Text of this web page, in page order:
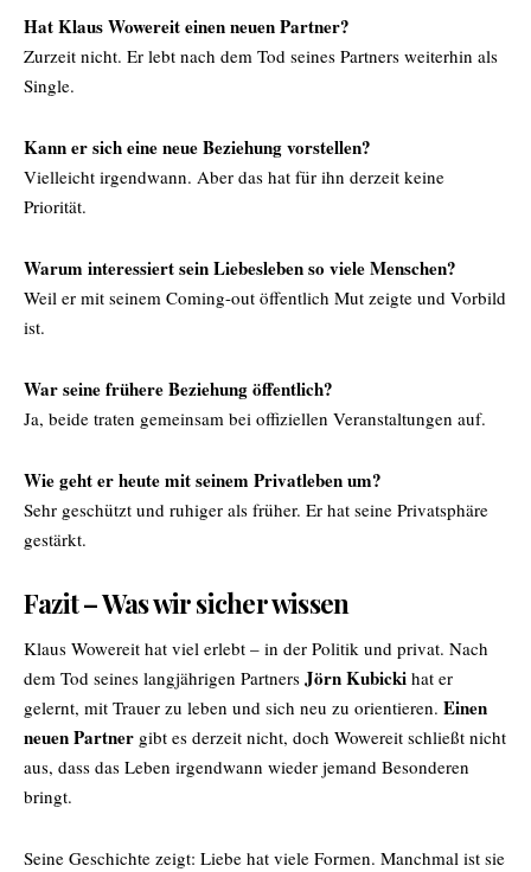
Hat Klaus Wowereit einen neuen Partner?
Zurzeit nicht. Er lebt nach dem Tod seines Partners weiterhin als
Single.
Kann er sich eine neue Beziehung vorstellen?
Vielleicht irgendwann. Aber das hat für ihn derzeit keine
Priorität.
Warum interessiert sein Liebesleben so viele Menschen?
Weil er mit seinem Coming-out öffentlich Mut zeigte und Vorbild
ist.
War seine frühere Beziehung öffentlich?
Ja, beide traten gemeinsam bei offiziellen Veranstaltungen auf.
Wie geht er heute mit seinem Privatleben um?
Sehr geschützt und ruhiger als früher. Er hat seine Privatsphäre
gestärkt.
Fazit – Was wir sicher wissen
Klaus Wowereit hat viel erlebt – in der Politik und privat. Nach
dem Tod seines langjährigen Partners Jörn Kubicki hat er
gelernt, mit Trauer zu leben und sich neu zu orientieren. Einen
neuen Partner gibt es derzeit nicht, doch Wowereit schließt nicht
aus, dass das Leben irgendwann wieder jemand Besonderen
bringt.
Seine Geschichte zeigt: Liebe hat viele Formen. Manchmal ist sie